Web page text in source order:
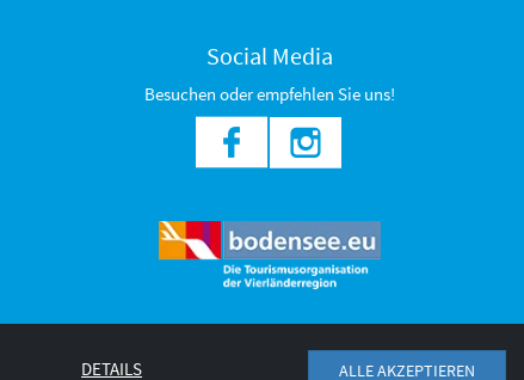
Social Media
Besuchen oder empfehlen Sie uns!
DETAILS ALLE AKZEPTIEREN